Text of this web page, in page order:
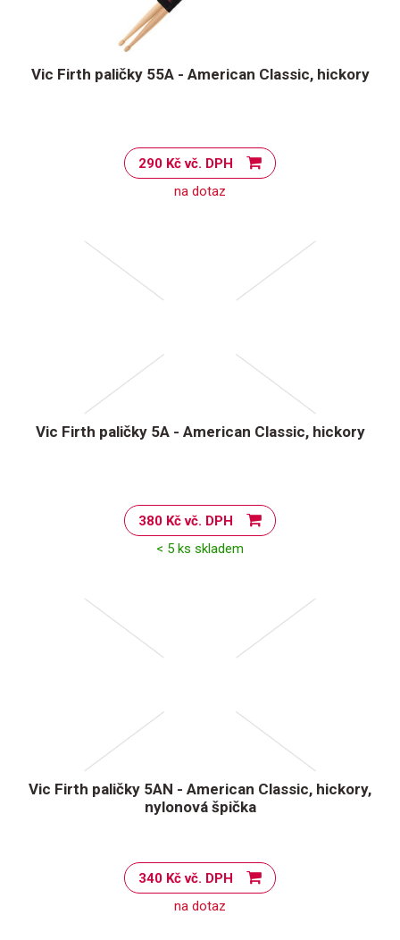
Vic Firth paličky 55A - American Classic, hickory
290 Kč vč. DPH
na dotaz
Vic Firth paličky 5A - American Classic, hickory
380 Kč vč. DPH
< 5 ks skladem
Vic Firth paličky 5AN - American Classic, hickory,
nylonová špička
340 Kč vč. DPH
na dotaz